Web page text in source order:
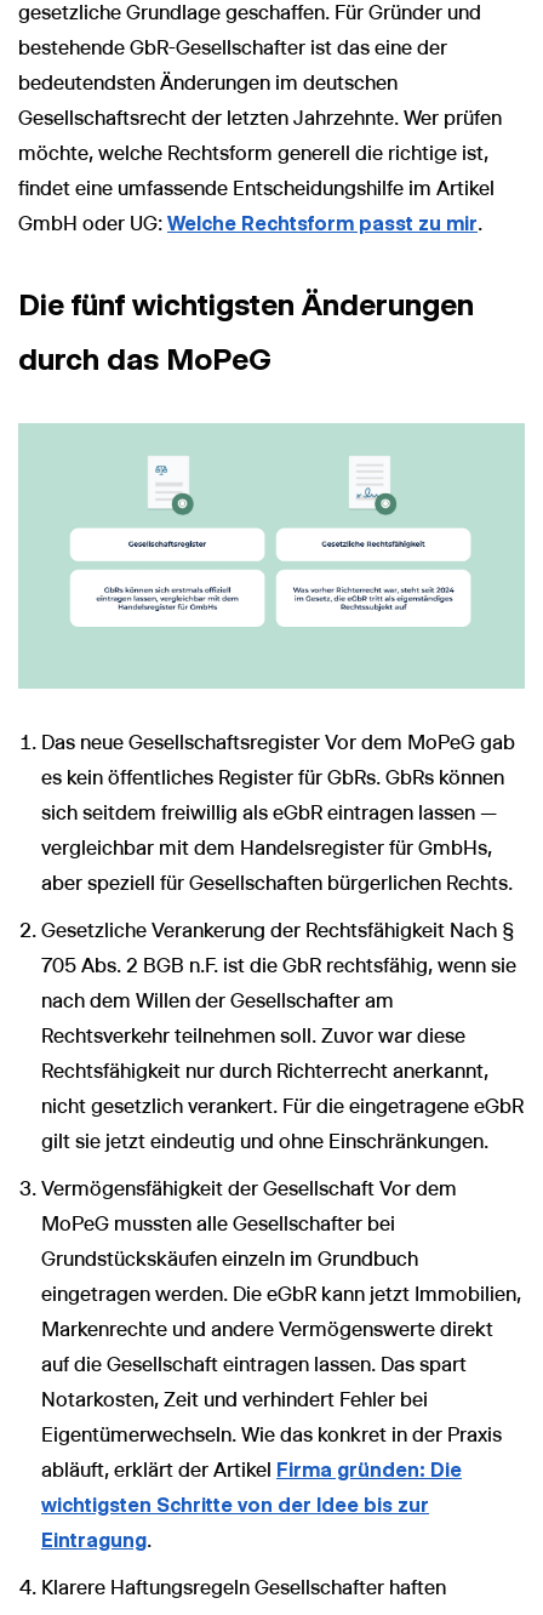
gesetzliche Grundlage geschaffen. Für Gründer und
bestehende GbR-Gesellschafter ist das eine der
bedeutendsten Änderungen im deutschen
Gesellschaftsrecht der letzten Jahrzehnte. Wer prüfen
möchte, welche Rechtsform generell die richtige ist,
findet eine umfassende Entscheidungshilfe im Artikel
GmbH oder UG: Welche Rechtsform passt zu mir.
Die fünf wichtigsten Änderungen
durch das MoPeG
Das neue Gesellschaftsregister Vor dem MoPeG gab
es kein öffentliches Register für GbRs. GbRs können
sich seitdem freiwillig als eGbR eintragen lassen —
vergleichbar mit dem Handelsregister für GmbHs,
aber speziell für Gesellschaften bürgerlichen Rechts.
Gesetzliche Verankerung der Rechtsfähigkeit Nach §
705 Abs. 2 BGB n.F. ist die GbR rechtsfähig, wenn sie
nach dem Willen der Gesellschafter am
Rechtsverkehr teilnehmen soll. Zuvor war diese
Rechtsfähigkeit nur durch Richterrecht anerkannt,
nicht gesetzlich verankert. Für die eingetragene eGbR
gilt sie jetzt eindeutig und ohne Einschränkungen.
Vermögensfähigkeit der Gesellschaft Vor dem
MoPeG mussten alle Gesellschafter bei
Grundstückskäufen einzeln im Grundbuch
eingetragen werden. Die eGbR kann jetzt Immobilien,
Markenrechte und andere Vermögenswerte direkt
auf die Gesellschaft eintragen lassen. Das spart
Notarkosten, Zeit und verhindert Fehler bei
Eigentümerwechseln. Wie das konkret in der Praxis
abläuft, erklärt der Artikel Firma gründen: Die
wichtigsten Schritte von der Idee bis zur
Eintragung.
Klarere Haftungsregeln Gesellschafter haften